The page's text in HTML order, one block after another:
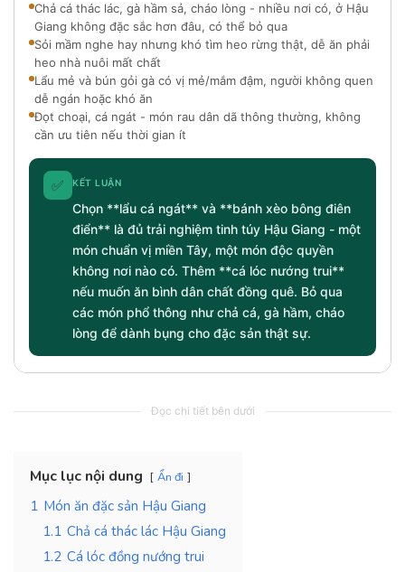
Chả cá thác lác, gà hầm sả, cháo lòng - nhiều nơi có, ở Hậu
Giang không đặc sắc hơn đâu, có thể bỏ qua
Sỏi mầm nghe hay nhưng khó tìm heo rừng thật, dễ ăn phải
heo nhà nuôi mất chất
Lẩu mẻ và bún gỏi gà có vị mẻ/mắm đậm, người không quen
dễ ngán hoặc khó ăn
Đọt choại, cá ngát - món rau dân dã thông thường, không
cần ưu tiên nếu thời gian ít
✅ KẾT LUẬN
Chọn **lẩu cá ngát** và **bánh xèo bông điên
điển** là đủ trải nghiệm tinh túy Hậu Giang - một
món chuẩn vị miền Tây, một món độc quyền
không nơi nào có. Thêm **cá lóc nướng trui**
nếu muốn ăn bình dân chất đồng quê. Bỏ qua
các món phổ thông như chả cá, gà hầm, cháo
lòng để dành bụng cho đặc sản thật sự.
Đọc chi tiết bên dưới
Mục lục nội dung Ẩn đi
1 Món ăn đặc sản Hậu Giang
1.1 Chả cá thác lác Hậu Giang
1.2 Cá lóc đồng nướng trui